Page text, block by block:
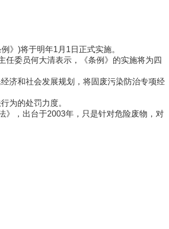
)将于明年1月1日正式实施。
委员何大清表示，《条例》的实施将为四
济和社会发展规划，将固废污染防治专项经
为的处罚力度。
，出台于2003年，只是针对危险废物，对